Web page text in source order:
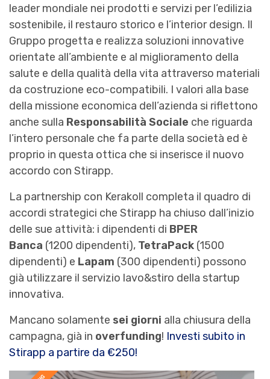
leader mondiale nei prodotti e servizi per l’edilizia
sostenibile, il restauro storico e l’interior design. Il
Gruppo progetta e realizza soluzioni innovative
orientate all’ambiente e al miglioramento della
salute e della qualità della vita attraverso materiali
da costruzione eco-compatibili. I valori alla base
della missione economica dell’azienda si riflettono
anche sulla Responsabilità Sociale che riguarda
l’intero personale che fa parte della società ed è
proprio in questa ottica che si inserisce il nuovo
accordo con Stirapp.
La partnership con Kerakoll completa il quadro di
accordi strategici che Stirapp ha chiuso dall’inizio
delle sue attività: i dipendenti di BPER
Banca (1200 dipendenti), TetraPack (1500
dipendenti) e Lapam (300 dipendenti) possono
già utilizzare il servizio lavo&stiro della startup
innovativa.
Mancano solamente sei giorni alla chiusura della
campagna, già in overfunding! Investi subito in
Stirapp a partire da €250!